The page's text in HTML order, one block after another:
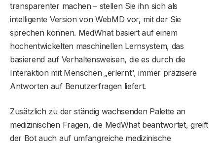
transparenter machen – stellen Sie ihn sich als
intelligente Version von WebMD vor, mit der Sie
sprechen können. MedWhat basiert auf einem
hochentwickelten maschinellen Lernsystem, das
basierend auf Verhaltensweisen, die es durch die
Interaktion mit Menschen „erlernt“, immer präzisere
Antworten auf Benutzerfragen liefert.
Zusätzlich zu der ständig wachsenden Palette an
medizinischen Fragen, die MedWhat beantwortet, greift
der Bot auch auf umfangreiche medizinische